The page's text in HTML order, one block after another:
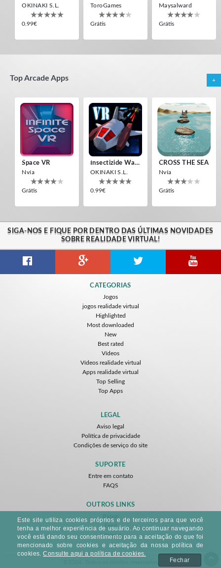
OKINAKI S.L.
0.99€
ToroGames
Grátis
Maysalward
Grátis
Space VR
Nvía
Grátis
CROSS THE SEA
Nvía
Grátis
+
Top Arcade Apps
Space VR
Nvía
Grátis
Insectizide Wars VR
OKINAKI S.L.
0.99€
CROSS THE SEA
Nvía
Grátis
Grátis
SIGA-NOS E FIQUE POR DENTRO DAS ÚLTIMAS NOVIDADES
SOBRE REALIDADE VIRTUAL!
CATEGORIAS
Jogos
jogos realidade virtual
Highlighted
Most downloaded
New
Best rated
Vídeos
Vídeos realidade virtual
Apps realidade virtual
Top Selling
Top Apps
LEGAL
Aviso legal
Política de privacidade
Condições de serviço do site
SUPORTE
Entre em contato
FAQS
OUTROS LINKS
Sitemap
Este site utiliza cookies próprios e de terceiros para que você
tenha a melhor experiência de usuário. Ao continuar navegando
você está dando seu consentimento para a aceitação do que foi
mencionado sobre cookies e aceitação da nossa política de
cookies.Consulte aqui a política de cookies.
Fechar